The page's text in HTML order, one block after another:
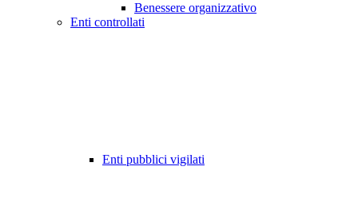
Benessere organizzativo
Enti controllati
Enti pubblici vigilati